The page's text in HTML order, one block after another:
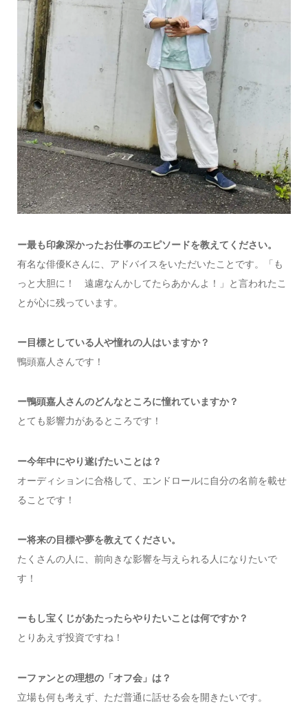
ー最も印象深かったお仕事のエピソードを教えてください。
有名な俳優Kさんに、アドバイスをいただいたことです。「も
っと大胆に！ 遠慮なんかしてたらあかんよ！」と言われたこ
とが心に残っています。
ー目標としている人や憧れの人はいますか？
鴨頭嘉人さんです！
ー鴨頭嘉人さんのどんなところに憧れていますか？
とても影響力があるところです！
ー今年中にやり遂げたいことは？
オーディションに合格して、エンドロールに自分の名前を載せ
ることです！
ー将来の目標や夢を教えてください。
たくさんの人に、前向きな影響を与えられる人になりたいで
す！
ーもし宝くじがあたったらやりたいことは何ですか？
とりあえず投資ですね！
ーファンとの理想の「オフ会」は？
立場も何も考えず、ただ普通に話せる会を開きたいです。